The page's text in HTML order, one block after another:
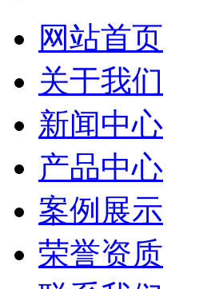
网站首页
关于我们
新闻中心
产品中心
案例展示
荣誉资质